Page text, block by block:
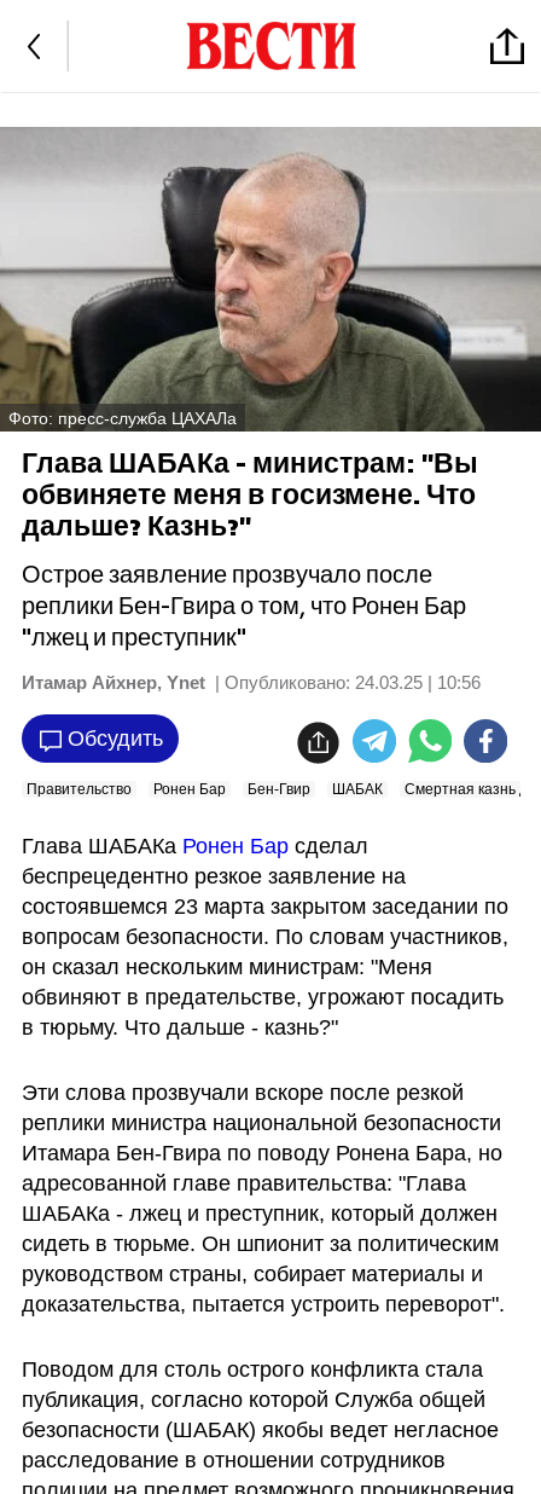
Фото: пресс-служба ЦАХАЛа
Глава ШАБАКа - министрам: "Вы
обвиняете меня в госизмене. Что
дальше? Казнь?"
Острое заявление прозвучало после
реплики Бен-Гвира о том, что Ронен Бар
"лжец и преступник"
Итамар Айхнер, Ynet | Опубликовано: 24.03.25 | 10:56
Обсудить
Правительство Ронен Бар Бен-Гвир ШАБАК Смертная казнь
Глава ШАБАКа Ронен Бар сделал
беспрецедентно резкое заявление на
состоявшемся 23 марта закрытом заседании по
вопросам безопасности. По словам участников,
он сказал нескольким министрам: "Меня
обвиняют в предательстве, угрожают посадить
в тюрьму. Что дальше - казнь?"
Эти слова прозвучали вскоре после резкой
реплики министра национальной безопасности
Итамара Бен-Гвира по поводу Ронена Бара, но
адресованной главе правительства: "Глава
ШАБАКа - лжец и преступник, который должен
сидеть в тюрьме. Он шпионит за политическим
руководством страны, собирает материалы и
доказательства, пытается устроить переворот".
Поводом для столь острого конфликта стала
публикация, согласно которой Служба общей
безопасности (ШАБАК) якобы ведет негласное
расследование в отношении сотрудников